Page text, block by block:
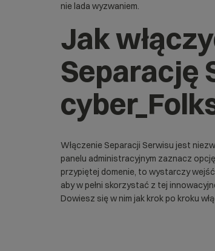
nie lada wyzwaniem.
Jak
Separację
Włączenie Separacji Serwisu jest
panelu administracyjnym zaznacz
przypiętej domenie, to wystarczy
aby w pełni skorzystać z tej
Dowiesz się w nim jak krok po kroku